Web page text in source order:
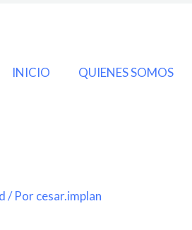
INICIO
QUIENES SOMOS
/ Porcesar.implan